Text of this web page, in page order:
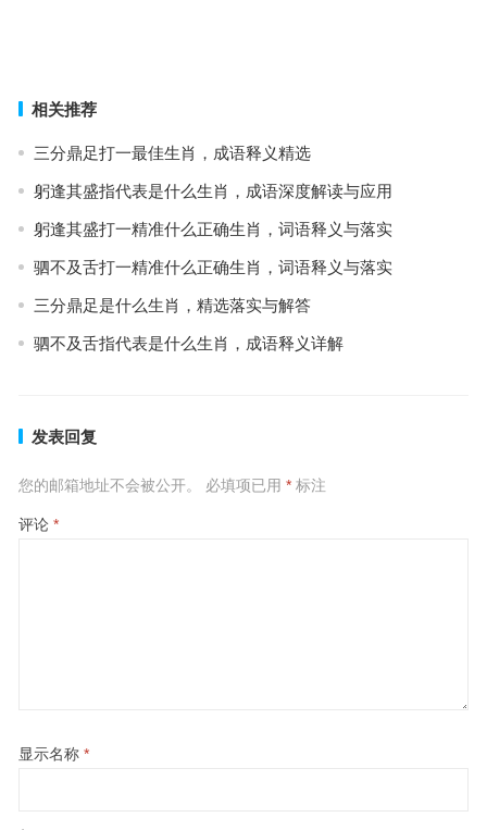
相关推荐
三分鼎足打一最佳生肖，成语释义精选
躬逢其盛指代表是什么生肖，成语深度解读与应用
躬逢其盛打一精准什么正确生肖，词语释义与落实
驷不及舌打一精准什么正确生肖，词语释义与落实
三分鼎足是什么生肖，精选落实与解答
驷不及舌指代表是什么生肖，成语释义详解
发表回复
您的邮箱地址不会被公开。 必填项已用 *标注
评论 *
显示名称 *